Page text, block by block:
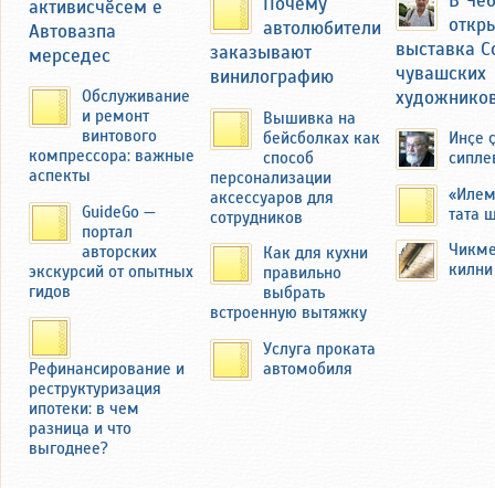
драматический момент, когда при
сносе их родного дома бульдозером,
его отец пытался помешать этому с
топором в руках со слезами на
глазах.
Семья Федоровых переехала в
другую деревню — Миснеры
Чебоксарского района ЧАССР.
активисчӗсем е
Автовазпа
мерседес
Обслуживание
и ремонт
винтового
компрессора: важные
аспекты
GuideGo —
портал
авторских
экскурсий от опытных
гидов
Рефинансирование и
реструктуризация
ипотеки: в чем
разница и что
выгоднее?
автолюбители
заказывают
винилографию
Вышивка на
бейсболках как
способ
персонализации
аксессуаров для
сотрудников
Как для кухни
правильно
выбрать
встроенную вытяжку
Услуга проката
автомобиля
выставка
чувашских
Инҫе
тата
килни